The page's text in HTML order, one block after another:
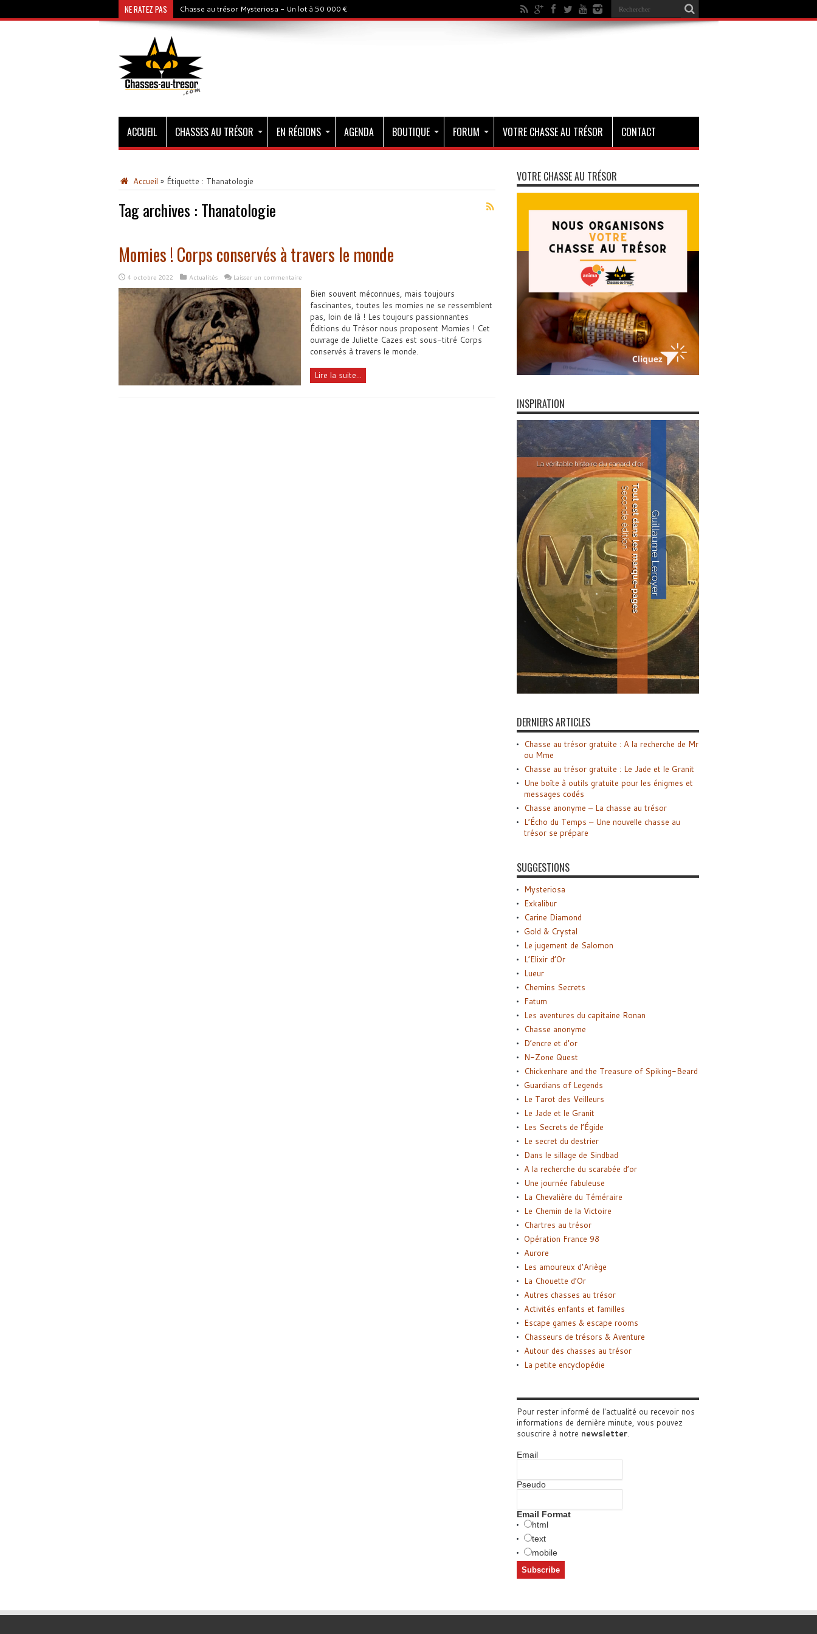
NE RATEZ PAS Chasse au trésor Mysteriosa - Un lot à 50 000 €
ACCUEIL CHASSES AU TRÉSOR EN RÉGIONS AGENDA BOUTIQUE FORUM VOTRE CHASSE AU TRÉSOR CONTACT
Accueil » Étiquette : Thanatologie
Tag archives : Thanatologie
Momies ! Corps conservés à travers le monde
4 octobre 2022 Actualités Laisser un commentaire
Bien souvent méconnues, mais toujours
fascinantes, toutes les momies ne se ressemblent
pas, loin de là ! Les toujours passionnantes
Éditions du Trésor nous proposent Momies ! Cet
ouvrage de Juliette Cazes est sous-titré Corps
conservés à travers le monde.
Lire la suite...
VOTRE CHASSE AU TRÉSOR
INSPIRATION
DERNIERS ARTICLES
Chasse au trésor gratuite : A la recherche de Mr
ou Mme
Chasse au trésor gratuite : Le Jade et le Granit
Une boîte à outils gratuite pour les énigmes et
messages codés
Chasse anonyme – La chasse au trésor
L’Écho du Temps – Une nouvelle chasse au
trésor se prépare
SUGGESTIONS
Mysteriosa
Exkalibur
Carine Diamond
Gold & Crystal
Le jugement de Salomon
L’Elixir d’Or
Lueur
Chemins Secrets
Fatum
Les aventures du capitaine Ronan
Chasse anonyme
D’encre et d’or
N-Zone Quest
Chickenhare and the Treasure of Spiking-Beard
Guardians of Legends
Le Tarot des Veilleurs
Le Jade et le Granit
Les Secrets de l’Égide
Le secret du destrier
Dans le sillage de Sindbad
A la recherche du scarabée d’or
Une journée fabuleuse
La Chevalière du Téméraire
Le Chemin de la Victoire
Chartres au trésor
Opération France 98
Aurore
Les amoureux d’Ariège
La Chouette d’Or
Autres chasses au trésor
Activités enfants et familles
Escape games & escape rooms
Chasseurs de trésors & Aventure
Autour des chasses au trésor
La petite encyclopédie
Pour rester informé de l'actualité ou recevoir nos
informations de dernière minute, vous pouvez
souscrire à notre newsletter.
Email
Pseudo
Email Format
html
text
mobile